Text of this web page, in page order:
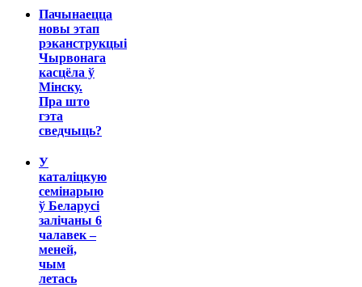
Пачынаецца
новы этап
рэканструкцыі
Чырвонага
касцёла ў
Мінску.
Пра што
гэта
сведчыць?
У
каталіцкую
семінарыю
ў Беларусі
залічаны 6
чалавек –
меней,
чым
летась